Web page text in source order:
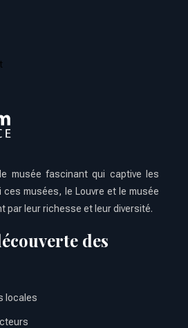
musée fascinant qui captive les
ces musées, le Louvre et le musée
par leur richesse et leur diversité.
des
locales